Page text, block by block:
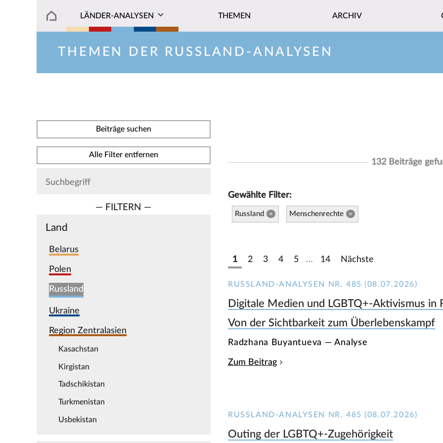
LÄNDER-ANALYSEN THEMEN ARCHIV
THEMEN DER RUSSLAND-ANALYSEN
Beiträge suchen
Alle Filter entfernen
— FILTERN —
Land
Belarus
Polen
Russland
Ukraine
Region Zentralasien
Kasachstan
Kirgistan
Tadschikistan
Turkmenistan
Usbekistan
132 Beiträge
Gewählte Filter:
Russland × Menschenrechte ×
1 2 3 4 5 … 14 Nächste
RUSSLAND-ANALYSEN NR. 485 (08.07.2026)
Digitale Medien und LGBTQ+-Aktivismus in
Von der Sichtbarkeit zum Überlebenskampf
Radzhana Buyantueva — Analyse
Zum Beitrag
RUSSLAND-ANALYSEN NR. 485 (08.07.2026)
Outing der LGBTQ+-Zugehörigkeit